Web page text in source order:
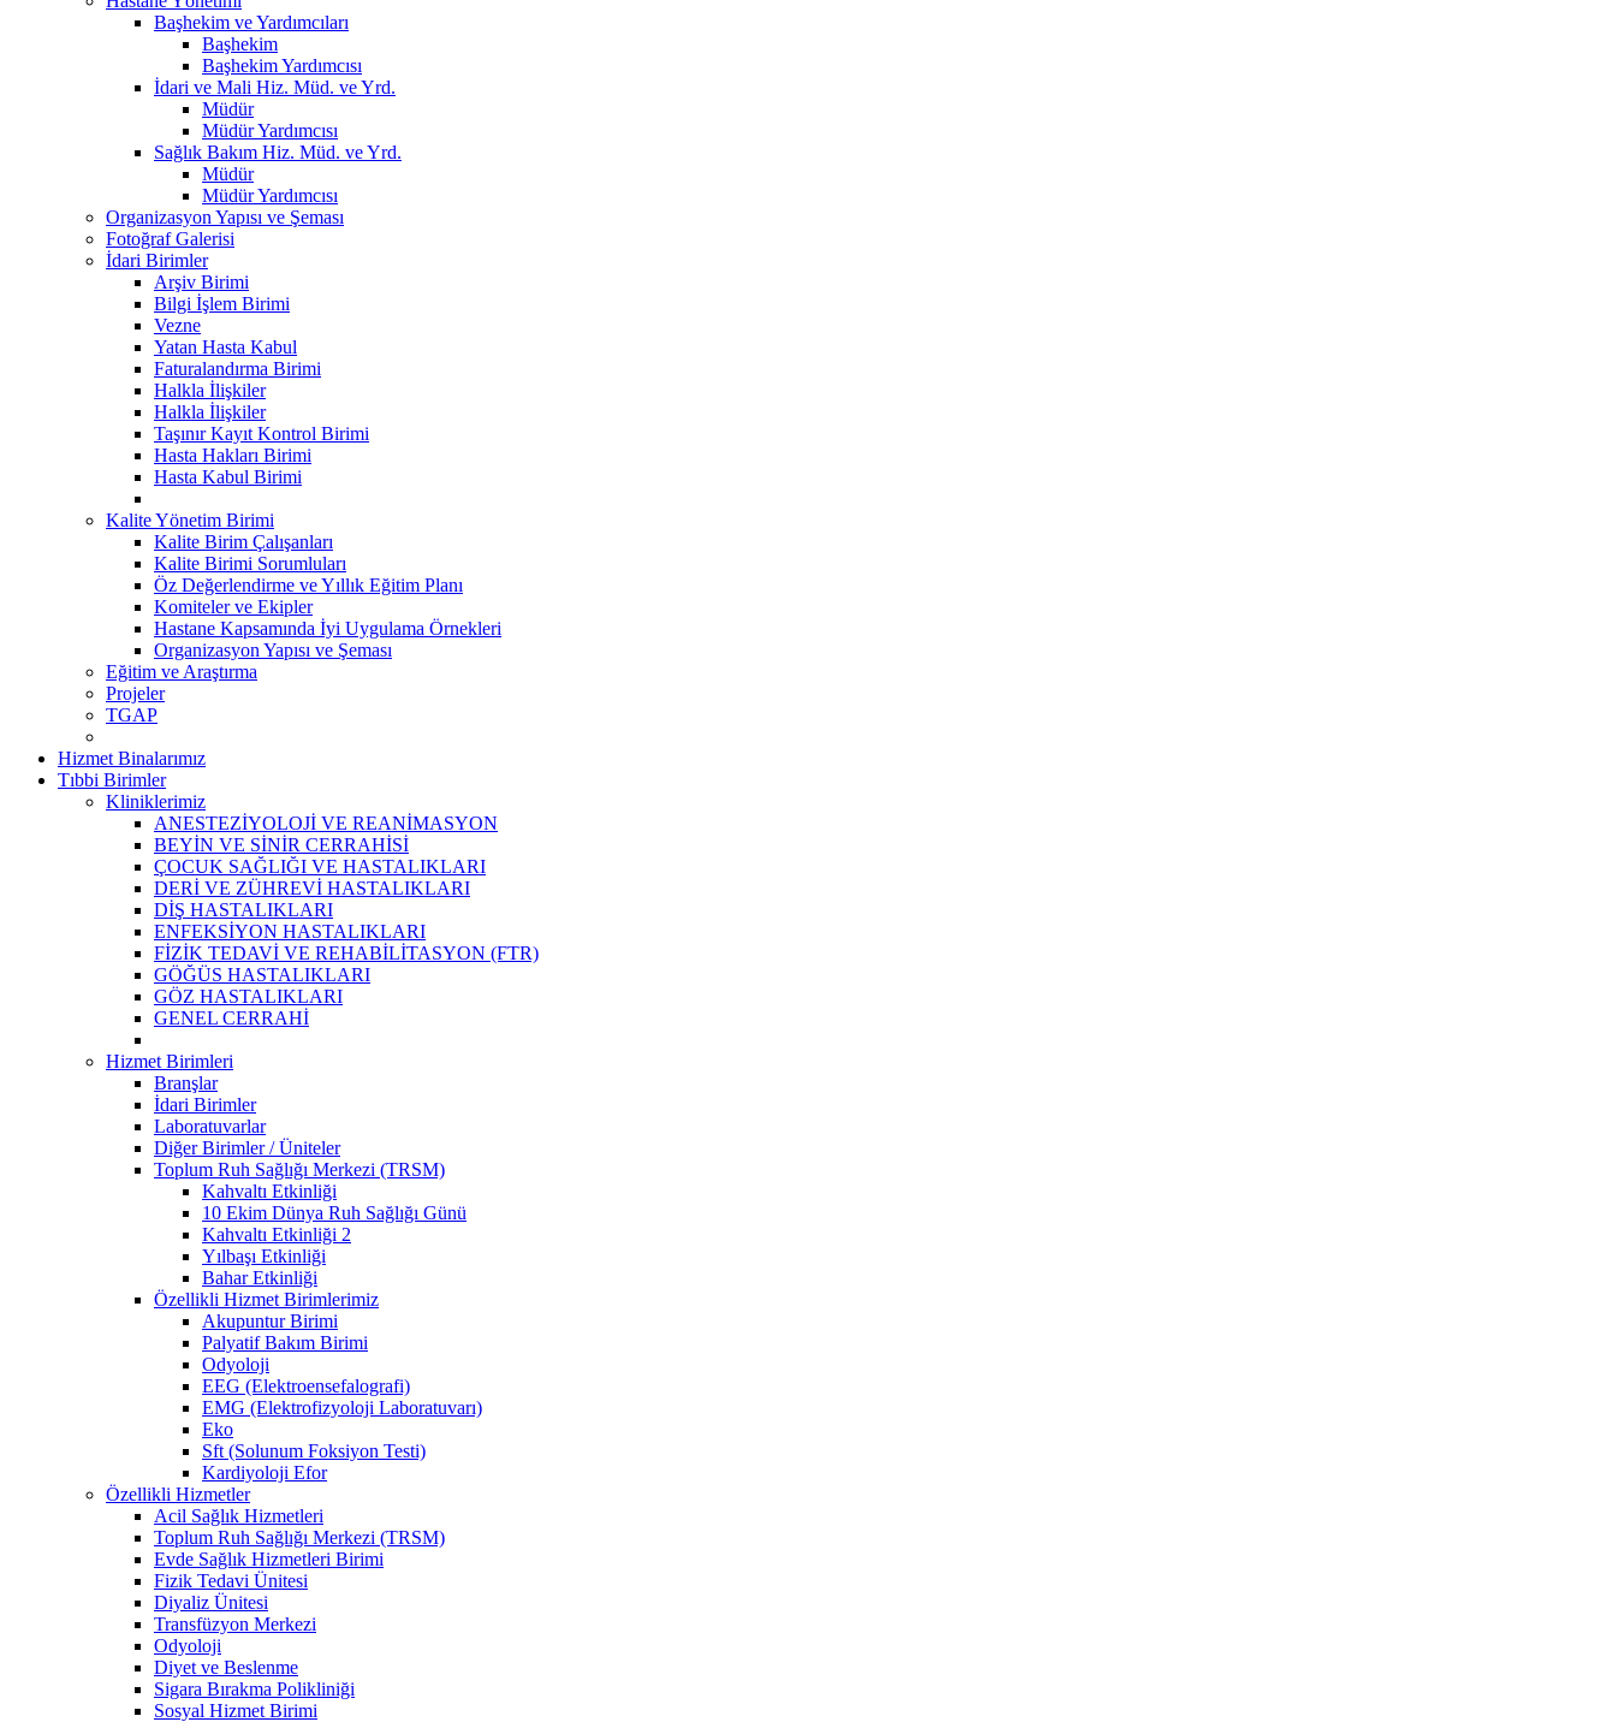
Başhekim ve Yardımcıları
Başhekim
Başhekim Yardımcısı
İdari ve Mali Hiz. Müd. ve Yrd.
Müdür
Müdür Yardımcısı
Sağlık Bakım Hiz. Müd. ve Yrd.
Müdür
Müdür Yardımcısı
Organizasyon Yapısı ve Şeması
Fotoğraf Galerisi
İdari Birimler
Arşiv Birimi
Bilgi İşlem Birimi
Vezne
Yatan Hasta Kabul
Faturalandırma Birimi
Halkla İlişkiler
Halkla İlişkiler
Taşınır Kayıt Kontrol Birimi
Hasta Hakları Birimi
Hasta Kabul Birimi
Kalite Yönetim Birimi
Kalite Birim Çalışanları
Kalite Birimi Sorumluları
Öz Değerlendirme ve Yıllık Eğitim Planı
Komiteler ve Ekipler
Hastane Kapsamında İyi Uygulama Örnekleri
Organizasyon Yapısı ve Şeması
Eğitim ve Araştırma
Projeler
TGAP
Hizmet Binalarımız
Tıbbi Birimler
Kliniklerimiz
ANESTEZİYOLOJİ VE REANİMASYON
BEYİN VE SİNİR CERRAHİSİ
ÇOCUK SAĞLIĞI VE HASTALIKLARI
DERİ VE ZÜHREVİ HASTALIKLARI
DİŞ HASTALIKLARI
ENFEKSİYON HASTALIKLARI
FİZİK TEDAVİ VE REHABİLİTASYON (FTR)
GÖĞÜS HASTALIKLARI
GÖZ HASTALIKLARI
GENEL CERRAHİ
Hizmet Birimleri
Branşlar
İdari Birimler
Laboratuvarlar
Diğer Birimler / Üniteler
Toplum Ruh Sağlığı Merkezi (TRSM)
Kahvaltı Etkinliği
10 Ekim Dünya Ruh Sağlığı Günü
Kahvaltı Etkinliği 2
Yılbaşı Etkinliği
Bahar Etkinliği
Özellikli Hizmet Birimlerimiz
Akupuntur Birimi
Palyatif Bakım Birimi
Odyoloji
EEG (Elektroensefalografi)
EMG (Elektrofizyoloji Laboratuvarı)
Eko
Sft (Solunum Foksiyon Testi)
Kardiyoloji Efor
Özellikli Hizmetler
Acil Sağlık Hizmetleri
Toplum Ruh Sağlığı Merkezi (TRSM)
Evde Sağlık Hizmetleri Birimi
Fizik Tedavi Ünitesi
Diyaliz Ünitesi
Transfüzyon Merkezi
Odyoloji
Diyet ve Beslenme
Sigara Bırakma Polikliniği
Sosyal Hizmet Birimi